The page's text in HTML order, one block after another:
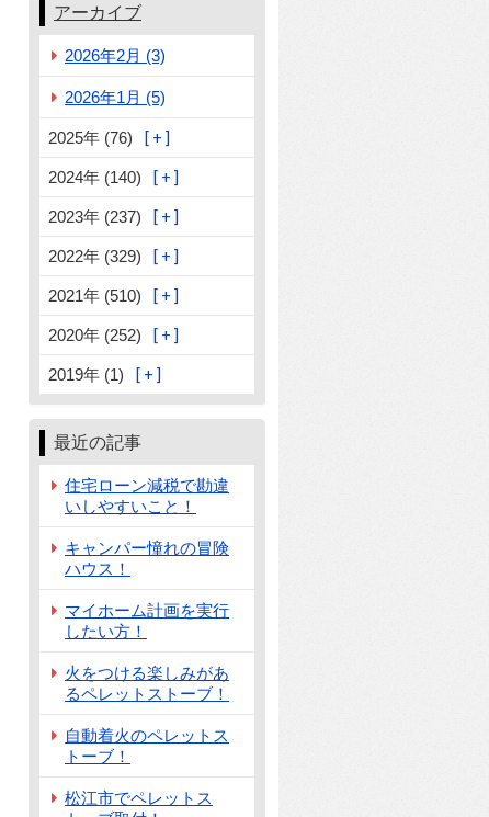
アーカイブ
2026年2月 (3)
2026年1月 (5)
2025年 (76)
2024年 (140)
2023年 (237)
2022年 (329)
2021年 (510)
2020年 (252)
2019年 (1)
最近の記事
住宅ローン減税で勘違
いしやすいこと！
キャンパー憧れの冒険
ハウス！
マイホーム計画を実行
したい方！
火をつける楽しみがあ
るペレットストーブ！
自動着火のペレットス
トーブ！
松江市でペレットス